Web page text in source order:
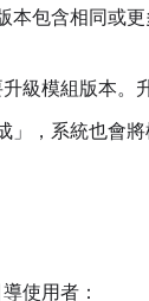
本包含相同或
級模組版本。
，系統也會將
使用者：